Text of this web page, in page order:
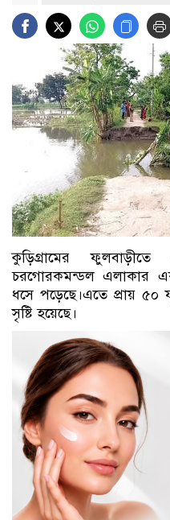
কুড়িগ্রামের
চরগোরকমন্ডল এলাকার
ধসে পড়েছে।এতে প্রায়
সৃষ্টি হয়েছে।